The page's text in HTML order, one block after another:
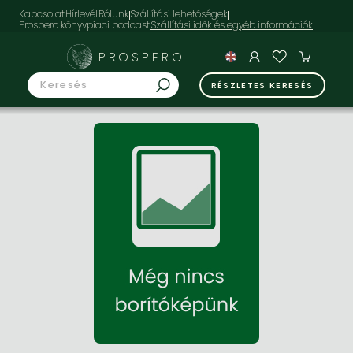
KapcsolatHírlevélRólunkSzállítási lehetőségek
Prospero könyvpiaci podcast
PROSPERO
RÉSZLETES KERESÉS